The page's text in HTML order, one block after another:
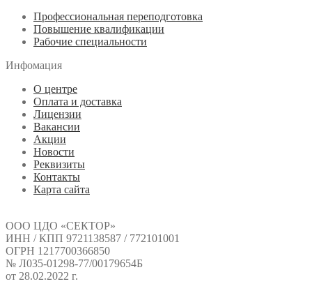
Профессиональная переподготовка
Повышение квалификации
Рабочие специальности
Инфомация
О центре
Оплата и доставка
Лицензии
Вакансии
Акции
Новости
Реквизиты
Контакты
Карта сайта
ООО ЦДО «СЕКТОР»
ИНН / КПП 9721138587 / 772101001
ОГРН 1217700366850
№ Л035-01298-77/00179654Б
от 28.02.2022 г.